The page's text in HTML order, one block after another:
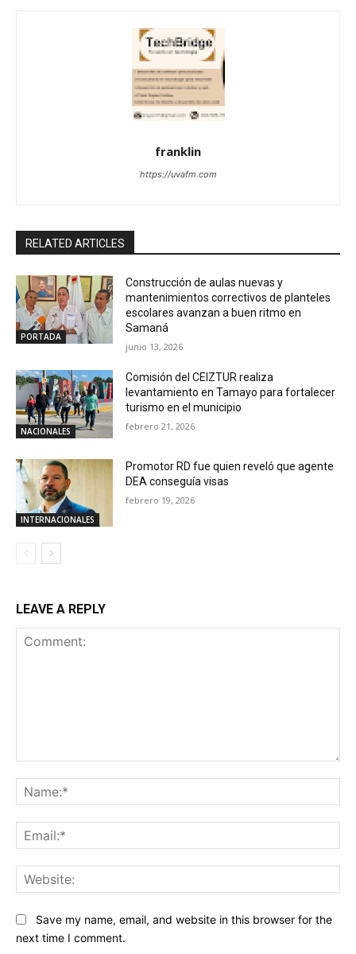
franklin
https://uvafm.com
RELATED ARTICLES
PORTADA
Construcción de aulas nuevas y
mantenimientos correctivos de planteles
escolares avanzan a buen ritmo en
Samaná
junio 13, 2026
NACIONALES
Comisión del CEIZTUR realiza
levantamiento en Tamayo para fortalecer
turismo en el municipio
febrero 21, 2026
INTERNACIONALES
Promotor RD fue quien reveló que agente
DEA conseguía visas
febrero 19, 2026
LEAVE A REPLY
Save my name, email, and website in this browser for the
next time I comment.